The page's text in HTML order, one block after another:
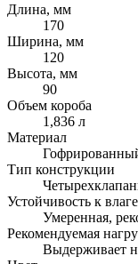
Длина, мм
170
Ширина, мм
120
Высота, мм
90
Объем короба
1,836 л
Материал
Тип конструкции
Устойчивость к влаге
Умеренная,
Рекомендуемая
Выдерживает